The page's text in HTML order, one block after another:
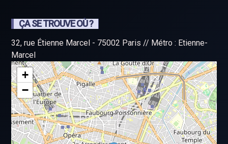
ÇA SE TROUVE OÙ ?
32, rue Étienne Marcel - 75002 Paris // Métro : Etienne-
Marcel
+
−